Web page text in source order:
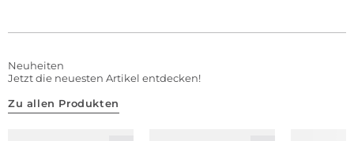
Neuheiten
Jetzt die neuesten Artikel entdecken!
Zu allen Produkten